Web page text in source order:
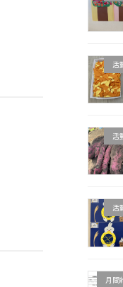
活
活
活
月間